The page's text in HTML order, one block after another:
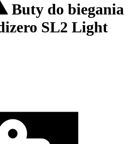
Buty do biegania
SL2 Light